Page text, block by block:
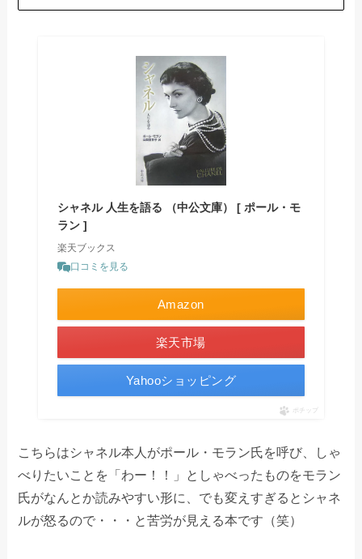
シャネル 人生を語る （中公文庫） [ ポール・モ
ラン ]
楽天ブックス
口コミを見る
Amazon
楽天市場
Yahooショッピング
ポチップ
こちらはシャネル本人がポール・モラン氏を呼び、しゃ
べりたいことを「わー！！」としゃべったものをモラン
氏がなんとか読みやすい形に、でも変えすぎるとシャネ
ルが怒るので・・・と苦労が見える本です（笑）